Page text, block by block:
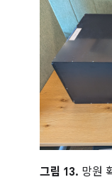
그림 13. 망원